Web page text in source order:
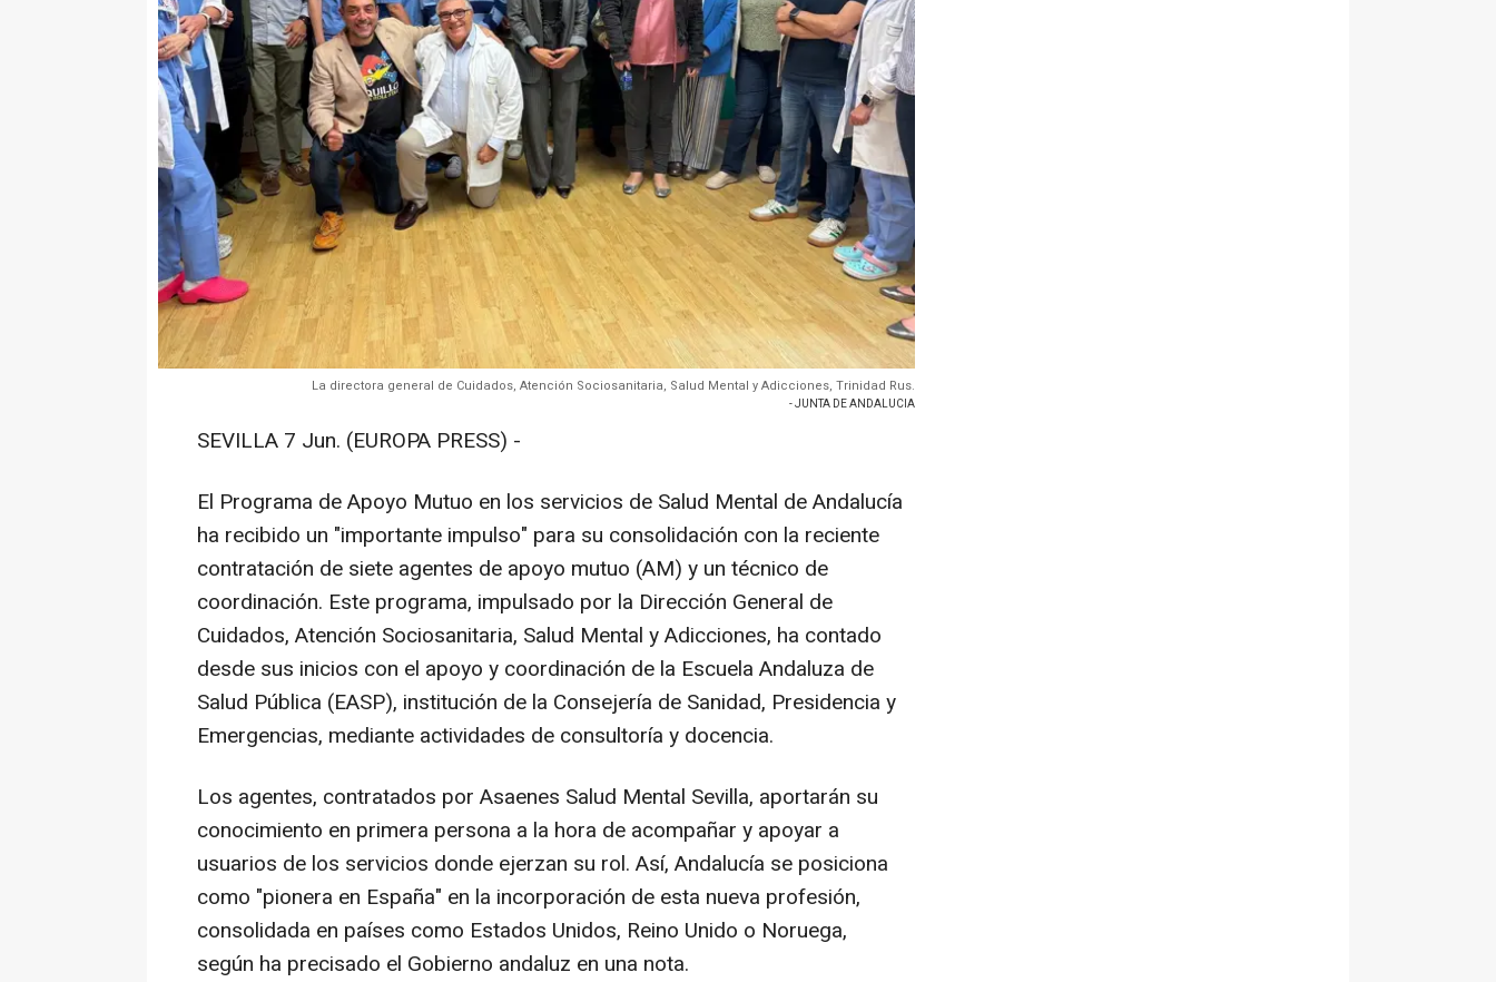
La directora general de Cuidados, Atención Sociosanitaria, Salud Mental y Adicciones, Trinidad Rus.
- JUNTA DE ANDALUCIA
SEVILLA 7 Jun. (EUROPA PRESS) -
El Programa de Apoyo Mutuo en los servicios de Salud Mental de Andalucía
ha recibido un "importante impulso" para su consolidación con la reciente
contratación de siete agentes de apoyo mutuo (AM) y un técnico de
coordinación. Este programa, impulsado por la Dirección General de
Cuidados, Atención Sociosanitaria, Salud Mental y Adicciones, ha contado
desde sus inicios con el apoyo y coordinación de la Escuela Andaluza de
Salud Pública (EASP), institución de la Consejería de Sanidad, Presidencia y
Emergencias, mediante actividades de consultoría y docencia.
Los agentes, contratados por Asaenes Salud Mental Sevilla, aportarán su
conocimiento en primera persona a la hora de acompañar y apoyar a
usuarios de los servicios donde ejerzan su rol. Así, Andalucía se posiciona
como "pionera en España" en la incorporación de esta nueva profesión,
consolidada en países como Estados Unidos, Reino Unido o Noruega,
según ha precisado el Gobierno andaluz en una nota.